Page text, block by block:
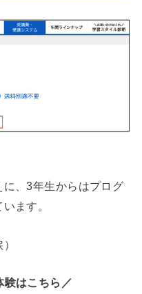
、3年生からはプログ
ます。
験はこちら／